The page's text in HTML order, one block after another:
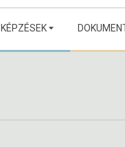
KÉPZÉSEK